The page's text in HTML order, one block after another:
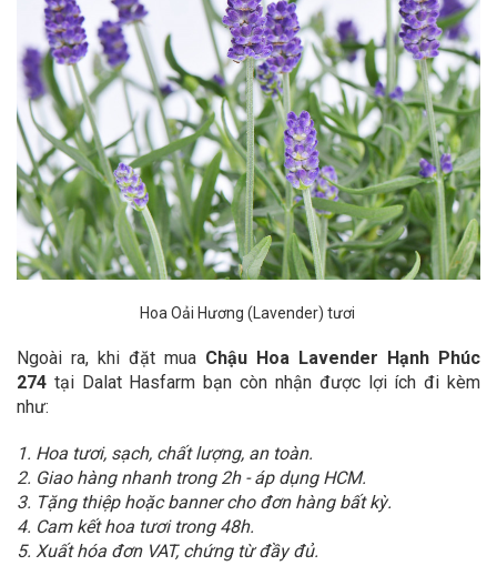
Hoa Oải Hương (Lavender) tươi
Ngoài ra, khi đặt mua Chậu Hoa Lavender Hạnh Phúc
274 tại Dalat Hasfarm bạn còn nhận được lợi ích đi kèm
như:
1. Hoa tươi, sạch, chất lượng, an toàn.
2. Giao hàng nhanh trong 2h - áp dụng HCM.
3. Tặng thiệp hoặc banner cho đơn hàng bất kỳ.
4. Cam kết hoa tươi trong 48h.
5. Xuất hóa đơn VAT, chứng từ đầy đủ.